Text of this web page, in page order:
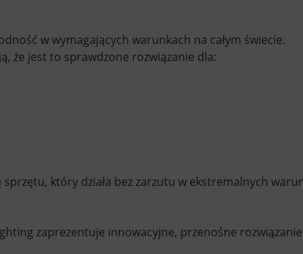
w wymagających warunkach na całym świecie.
że jest to sprawdzone rozwiązanie dla:
który działa bez zarzutu w ekstremalnych
zaprezentuje innowacyjne, przenośne